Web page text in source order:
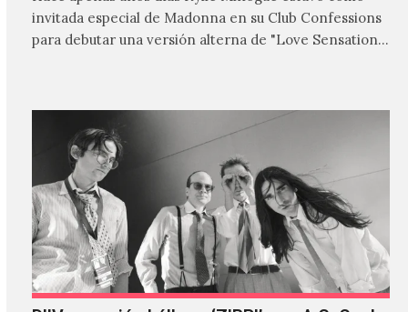
invitada especial de Madonna en su Club Confessions
para debutar una versión alterna de "Love Sensation",